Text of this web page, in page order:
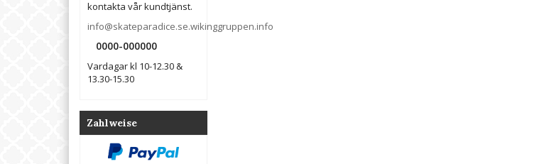
kontakta vår kundtjänst.
info@skateparadice.se.wikinggruppen.info
0000-000000
Vardagar kl 10-12.30 &
13.30-15.30
Zahlweise